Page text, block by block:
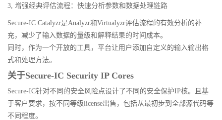
3, 增强经典评估流程：快速分析参数和数据处理链路
Secure-IC Catalyzr是Analyzr和Virtualyzr评估流程的有效分析的补
充，减少了输入数据的量级和解释结果的时间成本。
同时，作为一个开放的工具，平台让用户添加自定义的输入输出格
式和处理方法。
关于Secure-IC Security IP Cores
Secure-IC针对不同的安全风险点设计了不同的安全保护IP核。且基
于客户要求，按不同等级license出售，包括从最初步到全部源代码等
不同程度。